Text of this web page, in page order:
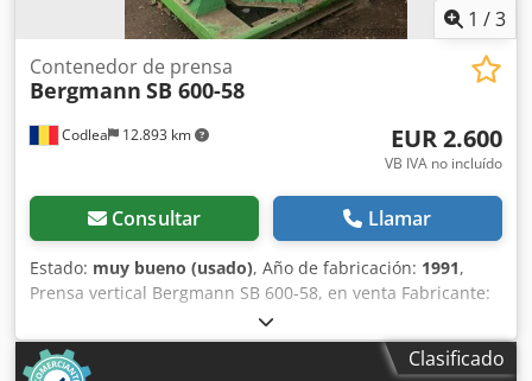
Ajzr H Agsm Sjwa
1 /3
Codlea 12.893 km
Contenedor de prensa
Bergmann SB 600-58
EUR 2.600
VB IVA no incluído
Consultar Llamar
Estado: muy bueno (usado), Año de fabricación: 1991,
Prensa vertical Bergmann SB 600-58, en venta Fabricante:
Bergmann Dsdpfezntxajx Am Sjwa Modelo: SB 600-58 Año
de fabricación: 1991 Peso de la máquina: 810 kg Prensa
vertical Bergmann de alta calidad, fabricada en Alemania,
Clasificado